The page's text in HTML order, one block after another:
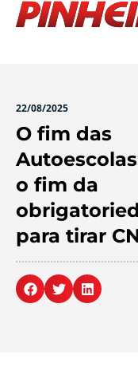
22/08/2025
O fim das
o fim da
para tirar